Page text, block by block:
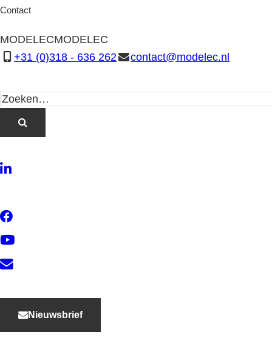
Contact
MODELECMODELEC
+31 (0)318 - 636 262
contact@modelec.nl
LinkedIn
YouTube
Contact
Nieuwsbrief